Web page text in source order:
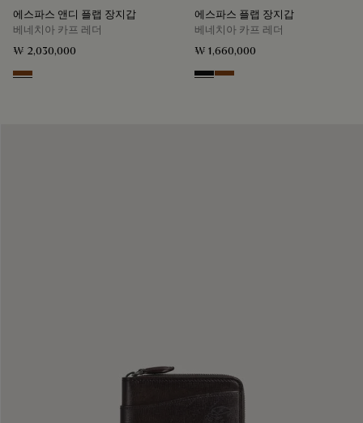
에스파스 앤디 플랩 장지갑
베네치아 카프 레더
₩ 2,030,000
Cacao Intenso
에스파스 플랩 장지갑
베네치아 카프 레더
₩ 1,660,000
Nero Grigio
Cacao Intenso